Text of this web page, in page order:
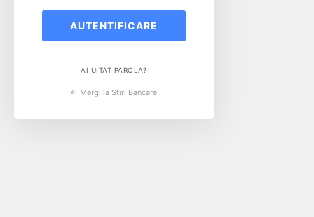
AI UITAT PAROLA?
← Mergi la Stiri Bancare